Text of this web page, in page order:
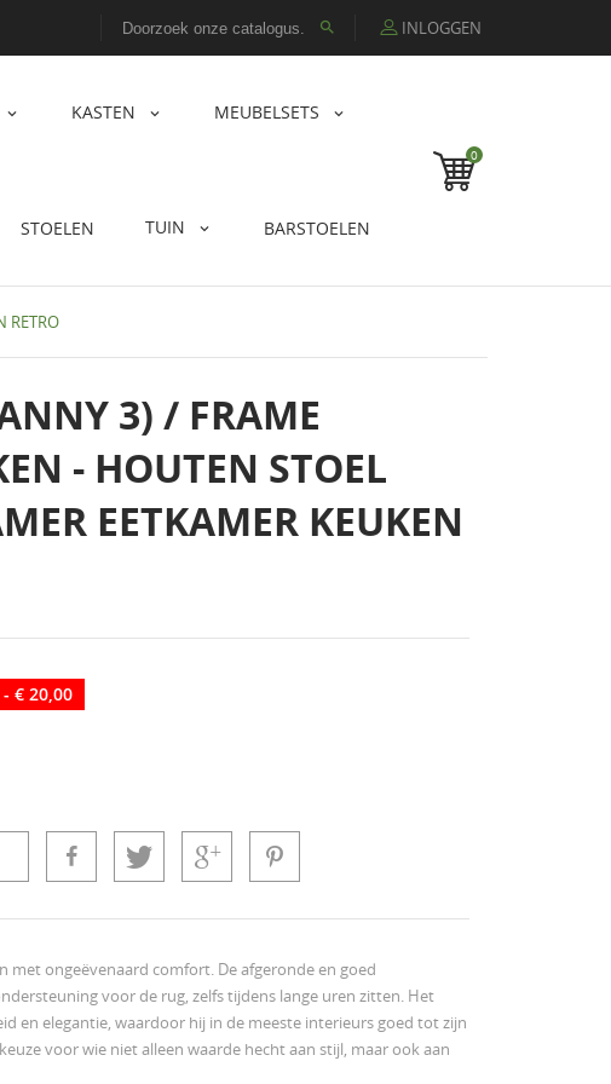
 INLOGGEN
KASTEN MEUBELSETS
STOELEN TUIN BARSTOELEN
0
RETRO
3) / FRAME
- HOUTEN STOEL
EETKAMER KEUKEN
- € 20,00
met ongeëvenaard comfort. De afgeronde en goed
voor de rug, zelfs tijdens lange uren zitten. Het
en elegantie, waardoor hij in de meeste interieurs goed tot zijn
voor wie niet alleen waarde hecht aan stijl, maar ook aan